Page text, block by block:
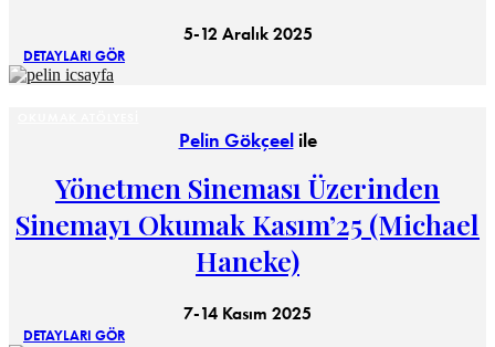
5-12 Aralık 2025
DETAYLARI GÖR
Pelin Gökçeelile
Yönetmen Sineması Üzerinden
Sinemayı Okumak Kasım’25 (Michael
Haneke)
7-14 Kasım 2025
DETAYLARI GÖR